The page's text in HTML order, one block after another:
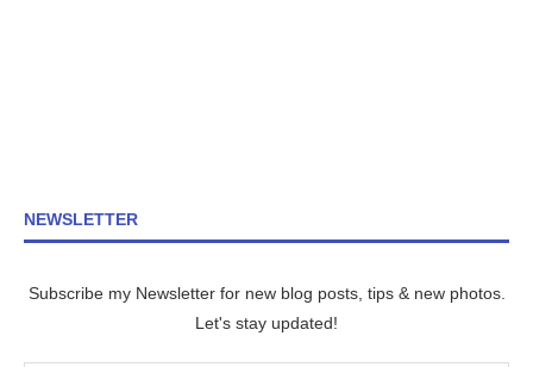
NEWSLETTER
Subscribe my Newsletter for new blog posts, tips & new photos.
Let's stay updated!